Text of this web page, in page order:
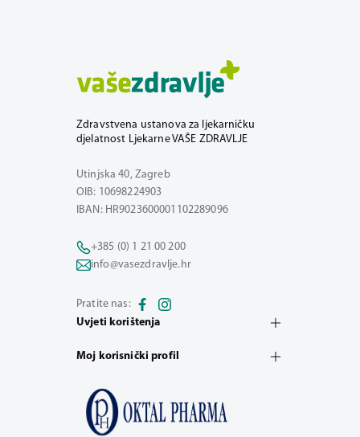
Zdravstvena ustanova za ljekarničku
djelatnost Ljekarne VAŠE ZDRAVLJE
Utinjska 40, Zagreb
OIB: 10698224903
IBAN: HR9023600001102289096
+385 (0) 1 21 00 200
info@vasezdravlje.hr
Pratite nas:
Uvjeti korištenja
Moj korisnički profil